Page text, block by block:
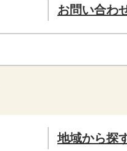
お問い合わ
地域から探